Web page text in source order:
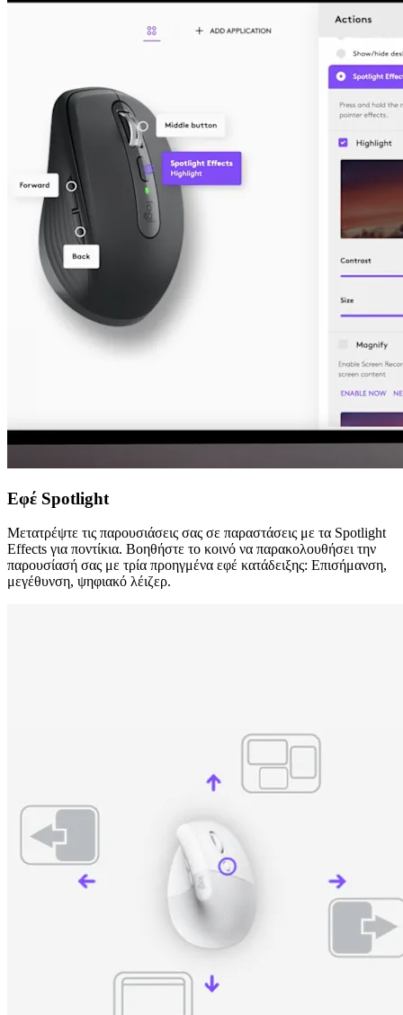
Εφέ Spotlight
Μετατρέψτε τις παρουσιάσεις σας σε παραστάσεις με τα Spotlight
Effects για ποντίκια. Βοηθήστε το κοινό να παρακολουθήσει την
παρουσίασή σας με τρία προηγμένα εφέ κατάδειξης: Επισήμανση,
μεγέθυνση, ψηφιακό λέιζερ.